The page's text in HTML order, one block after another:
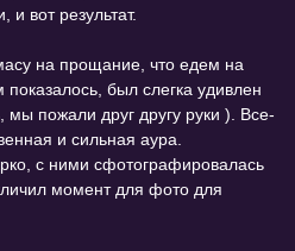
вот результат.
на прощание, что едем на
был слегка удивлен
пожали друг другу руки ). Все-
и сильная аура.
с ними сфотографировалась
момент для фото для